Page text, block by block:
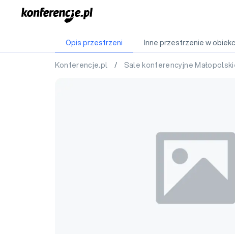
Opis przestrzeni Inne przestrzenie w
Konferencje.pl / Sale konferencyjne